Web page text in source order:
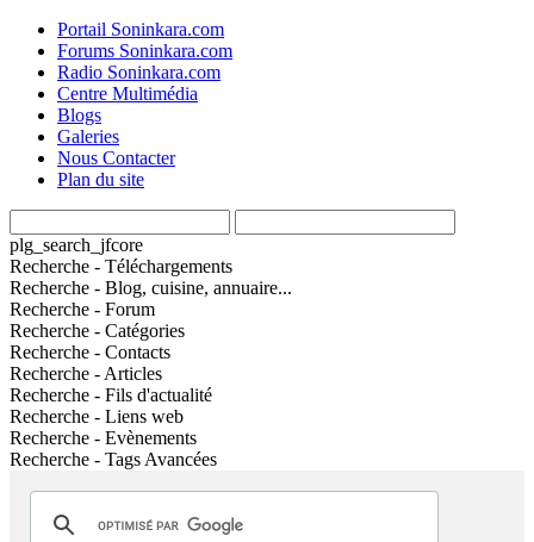
Portail Soninkara.com
Forums Soninkara.com
Radio Soninkara.com
Centre Multimédia
Blogs
Galeries
Nous Contacter
Plan du site
plg_search_jfcore
Recherche - Téléchargements
Recherche - Blog, cuisine, annuaire...
Recherche - Forum
Recherche - Catégories
Recherche - Contacts
Recherche - Articles
Recherche - Fils d'actualité
Recherche - Liens web
Recherche - Evènements
Recherche - Tags Avancées